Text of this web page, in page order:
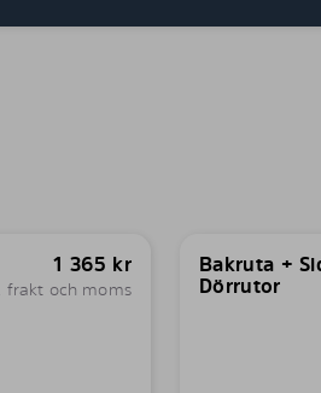
1 365 kr
frakt och moms
Bakruta +
Dörrutor